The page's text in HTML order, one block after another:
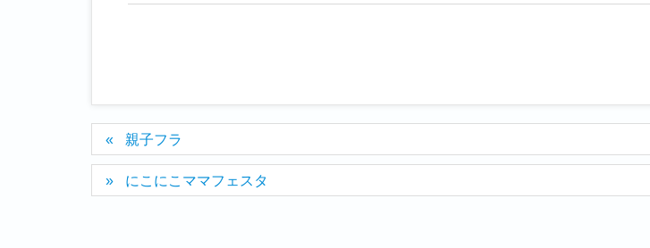
親子フラ
にこにこママフェスタ